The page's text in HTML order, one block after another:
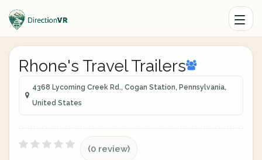
Rhone's Travel Trailers
4368 Lycoming Creek Rd., Cogan Station, Pennsylvania,
United States
(0 review)